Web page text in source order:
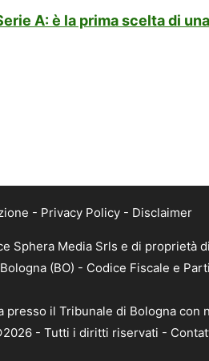
A: è la prima scelta di una
- Privacy Policy- Disclaimer
Sphera Media Srls e di proprietà
(BO) - Codice Fiscale e
il Tribunale di Bologna con
- Tutti i diritti riservati -